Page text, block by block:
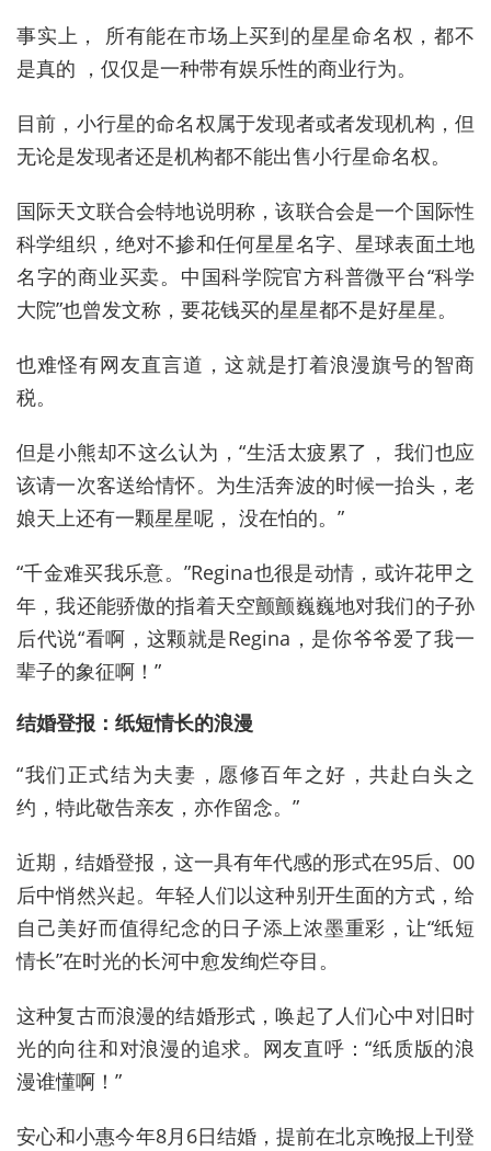
事实上， 所有能在市场上买到的星星命名权，都不
是真的 ，仅仅是一种带有娱乐性的商业行为。
目前，小行星的命名权属于发现者或者发现机构，但
无论是发现者还是机构都不能出售小行星命名权。
国际天文联合会特地说明称，该联合会是一个国际性
科学组织，绝对不掺和任何星星名字、星球表面土地
名字的商业买卖。中国科学院官方科普微平台“科学
大院”也曾发文称，要花钱买的星星都不是好星星。
也难怪有网友直言道，这就是打着浪漫旗号的智商
税。
但是小熊却不这么认为，“生活太疲累了， 我们也应
该请一次客送给情怀。为生活奔波的时候一抬头，老
娘天上还有一颗星星呢， 没在怕的。”
“千金难买我乐意。”Regina也很是动情，或许花甲之
年，我还能骄傲的指着天空颤颤巍巍地对我们的子孙
后代说“看啊，这颗就是Regina，是你爷爷爱了我一
辈子的象征啊！”
结婚登报：纸短情长的浪漫
“我们正式结为夫妻，愿修百年之好，共赴白头之
约，特此敬告亲友，亦作留念。”
近期，结婚登报，这一具有年代感的形式在95后、00
后中悄然兴起。年轻人们以这种别开生面的方式，给
自己美好而值得纪念的日子添上浓墨重彩，让“纸短
情长”在时光的长河中愈发绚烂夺目。
这种复古而浪漫的结婚形式，唤起了人们心中对旧时
光的向往和对浪漫的追求。网友直呼：“纸质版的浪
漫谁懂啊！”
安心和小惠今年8月6日结婚，提前在北京晚报上刊登